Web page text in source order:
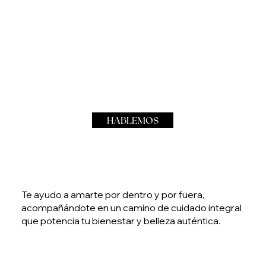
HABLEMOS
Te ayudo a amarte por dentro y por fuera,
acompañándote en un camino de cuidado integral
que potencia tu bienestar y belleza auténtica.